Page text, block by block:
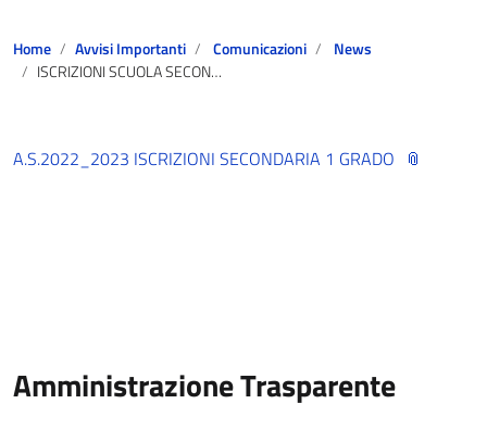
Home Avvisi Importanti Comunicazioni
News
ISCRIZIONI SCUOLA SECONDARIA DI I° A.S.2022/2023
A.S.2022_2023 ISCRIZIONI SECONDARIA 1 GRADO
Amministrazione Trasparente